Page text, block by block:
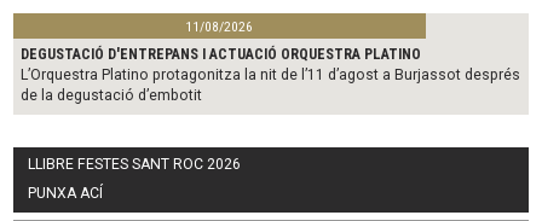
11/08/2026
DEGUSTACIÓ D'ENTREPANS I ACTUACIÓ ORQUESTRA PLATINO
L’Orquestra Platino protagonitza la nit de l’11 d’agost a Burjassot després
de la degustació d’embotit
LLIBRE FESTES SANT ROC 2026
PUNXA ACÍ